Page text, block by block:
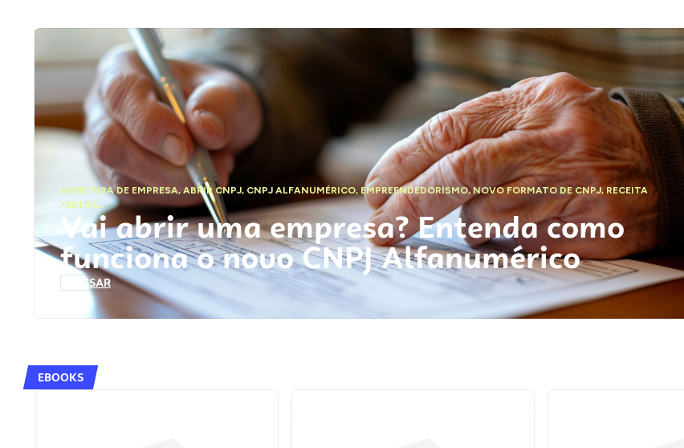
ABERTURA DE EMPRESA,ABRIR CNPJ, CNPJ ALFANUMÉRICO, EMPREENDEDORISMO,NOVO FORMATO DE CNPJ,RECEITA
FEDERAL
Vai abrir uma empresa? Entenda como
funciona o novo CNPJ Alfanumérico
ACESSAR
EBOOKS